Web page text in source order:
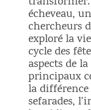
écheveau,
chercheurs
exploré la
cycle des
aspects de
principaux
la
sefarades,